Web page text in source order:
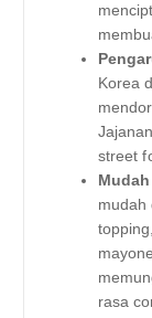
Korea
street
mudah
rasa